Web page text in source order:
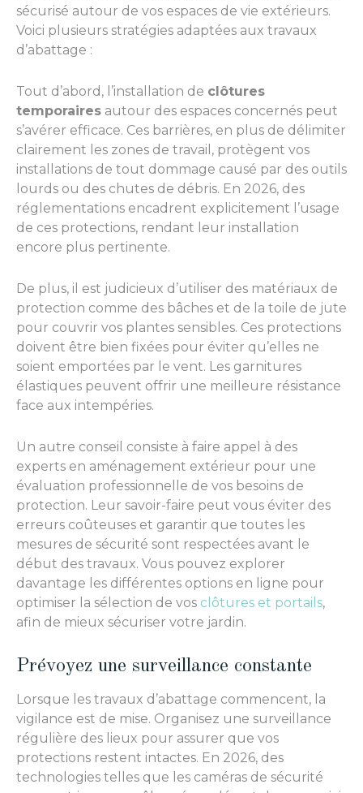
sécurisé autour de vos espaces de vie extérieurs.
Voici plusieurs stratégies adaptées aux travaux
d’abattage :
Tout d’abord, l’installation de clôtures
temporaires autour des espaces concernés peut
s’avérer efficace. Ces barrières, en plus de délimiter
clairement les zones de travail, protègent vos
installations de tout dommage causé par des outils
lourds ou des chutes de débris. En 2026, des
réglementations encadrent explicitement l’usage
de ces protections, rendant leur installation
encore plus pertinente.
De plus, il est judicieux d’utiliser des matériaux de
protection comme des bâches et de la toile de jute
pour couvrir vos plantes sensibles. Ces protections
doivent être bien fixées pour éviter qu’elles ne
soient emportées par le vent. Les garnitures
élastiques peuvent offrir une meilleure résistance
face aux intempéries.
Un autre conseil consiste à faire appel à des
experts en aménagement extérieur pour une
évaluation professionnelle de vos besoins de
protection. Leur savoir-faire peut vous éviter des
erreurs coûteuses et garantir que toutes les
mesures de sécurité sont respectées avant le
début des travaux. Vous pouvez explorer
davantage les différentes options en ligne pour
optimiser la sélection de vos clôtures et portails,
afin de mieux sécuriser votre jardin.
Prévoyez une surveillance constante
Lorsque les travaux d’abattage commencent, la
vigilance est de mise. Organisez une surveillance
régulière des lieux pour assurer que vos
protections restent intactes. En 2026, des
technologies telles que les caméras de sécurité